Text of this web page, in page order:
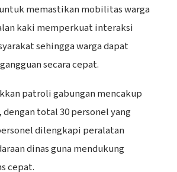
memastikan mobilitas warga
kaki memperkuat interaksi
sehingga warga dapat
secara cepat.
patroli gabungan mencakup
total 30 personel yang
dilengkapi peralatan
dinas guna mendukung
cepat.